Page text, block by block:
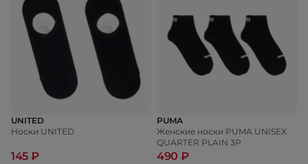
UNITED
Носки UNITED
145 ₽
PUMA
Женские носки PUMA UNISEX
QUARTER PLAIN 3P
490 ₽